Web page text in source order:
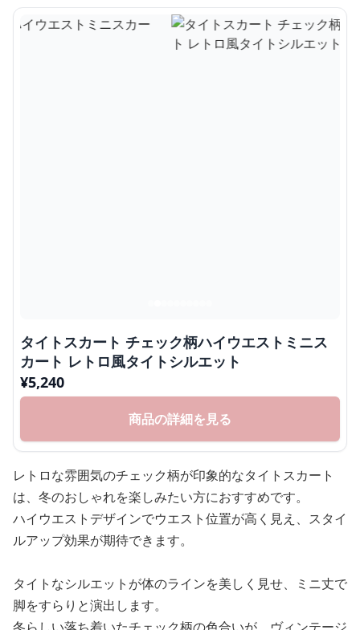
タイトスカート チェック柄ハイウエストミニス
カート レトロ風タイトシルエット
¥5,240
商品の詳細を見る
レトロな雰囲気のチェック柄が印象的なタイトスカート
は、冬のおしゃれを楽しみたい方におすすめです。
ハイウエストデザインでウエスト位置が高く見え、スタイ
ルアップ効果が期待できます。
タイトなシルエットが体のラインを美しく見せ、ミニ丈で
脚をすらりと演出します。